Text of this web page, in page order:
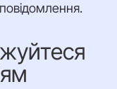
повідомлення.